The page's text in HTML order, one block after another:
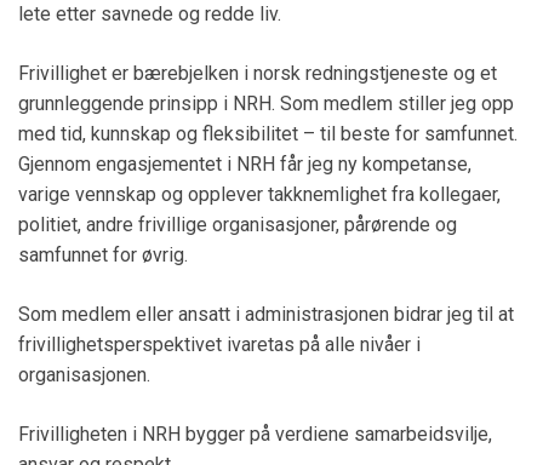
lete etter savnede og redde liv.
Frivillighet er bærebjelken i norsk redningstjeneste og et
grunnleggende prinsipp i NRH. Som medlem stiller jeg opp
med tid, kunnskap og fleksibilitet – til beste for samfunnet.
Gjennom engasjementet i NRH får jeg ny kompetanse,
varige vennskap og opplever takknemlighet fra kollegaer,
politiet, andre frivillige organisasjoner, pårørende og
samfunnet for øvrig.
Som medlem eller ansatt i administrasjonen bidrar jeg til at
frivillighetsperspektivet ivaretas på alle nivåer i
organisasjonen.
Frivilligheten i NRH bygger på verdiene samarbeidsvilje,